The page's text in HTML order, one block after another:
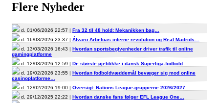
Flere Nyheder
d. 01/06/2026 22:57 | Fra 32 til 48 hold: Mekanikken bag…
d. 16/03/2026 23:37 | Álvaro Arbeloas interne revolution og Real Madrids…
d. 13/03/2026 16:43 | Hvordan sportsbegivenheder driver trafik til online
gamingplatforme
d. 12/03/2026 12:59 | De største øjeblikke i dansk Superliga-fodbold
d. 19/02/2026 23:55 | Hvordan fodboldvæddemål bevæger sig mod online
casinoplatforme…
d. 12/02/2026 19:00 | Oversigt: Nations League-grupperne 2026/2027
d. 29/12/2025 22:22 | Hvordan danske fans følger EFL League One…